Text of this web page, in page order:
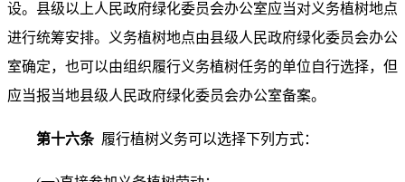
设。县级以上人民政府绿化委员会办公室应当对义务植树地点
进行统筹安排。义务植树地点由县级人民政府绿化委员会办公
室确定，也可以由组织履行义务植树任务的单位自行选择，但
应当报当地县级人民政府绿化委员会办公室备案。
第十六条 履行植树义务可以选择下列方式：